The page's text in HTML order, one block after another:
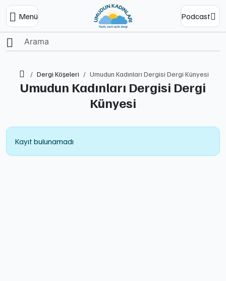
Menü Podcast
Ana SayfaDergi Köşeleri Umudun Kadınları Dergisi Dergi Künyesi
Umudun Kadınları Dergisi Dergi
Künyesi
Kayıt bulunamadı